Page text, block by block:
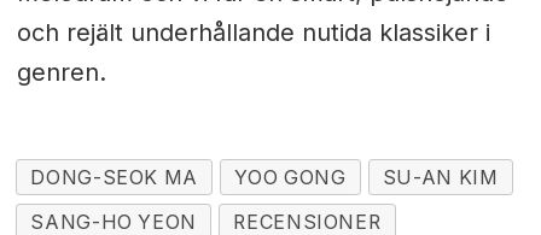
och rejält underhållande nutida klassiker i
genren.
DONG-SEOK MA YOO GONG
SU-AN KIM
SANG-HO YEON
RECENSIONER